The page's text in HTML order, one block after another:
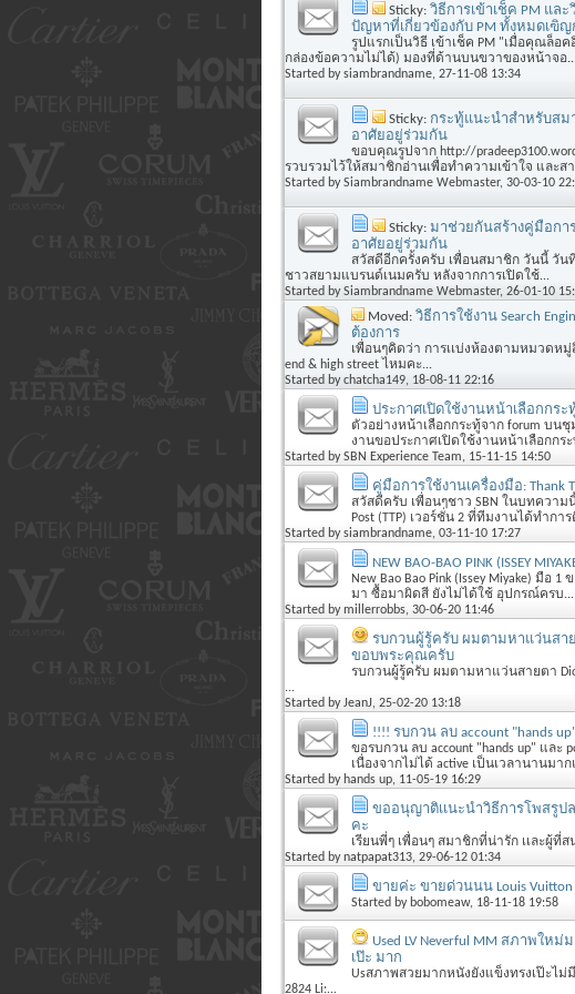
Sticky: วิธีการเข้าเช็ค PM และ
ปัญหาที่เกี่ยวข้องกับ PM ทั้งหมดเฃิ
รูปแรกเป็นวิธี เข้าเช็ค PM "เมื่อคุณล็อ
กล่องข้อความไม่ได้) มองที่ด้านบนขวาของหน้าจอ
Started bysiambrandname, 27-11-08 13:34
Sticky: กระทู้แนะนำสำหรับสม
อาศัยอยู่ร่วมกัน
ขอบคุณรูปจาก http://
รวบรวมไว้ให้สมาชิกอ่านเพื่อทำความเข้าใจ และส
Started bySiambrandname Webmaster, 30-03-10
Sticky: มาช่วยกันสร้างคู่มือกา
อาศัยอยู่ร่วมกัน
สวัสดีอีกครั้งครับ เพื่อนสมาชิก วันนี้ วัน
ชาวสยามแบรนด์เนมครับ หลังจากการเปิดใช้...
Started bySiambrandname Webmaster, 26-01-10
Moved: วิธีการใช้งาน Search
ต้องการ
เพื่อนๆคิดว่า การเเบ่งห้องตามหมวดหมู่
end & high street ไหมคะ...
Started bychatcha149, 18-08-11 22:16
ประกาศเปิดใช้งานหน้าเลือกกร
ตัวอย่างหน้าเลือกกระทู้จาก forum บน
งานขอประกาศเปิดใช้งานหน้าเลือกก
Started bySBN Experience Team, 15-11-15 14:50
คู่มือการใช้งานเครื่องมือ: Thank
สวัสดีครับ เพื่อนๆชาว SBN ในบทความ
Post (TTP) เวอร์ชั่น 2 ที่ทีมงานได้ทำกา
Started bysiambrandname, 03-11-10 17:27
NEW BAO-BAO PINK (ISSEY
New Bao Bao Pink (Issey Miyake) มือ
มา ซื้อมาผิดสี ยังไม่ได้ใช้ อุปกรณ์ครบ...
Started bymillerrobbs, 30-06-20 11:46
รบกวนผู้รู้ครับ ผมตามหาแว่นสา
ขอบพระคุณครับ
รบกวนผู้รู้ครับ ผมตามหาแว่นสายตา
...
Started byJeanJ, 25-02-20 13:18
!!!! รบกวน ลบ account "hands
ขอรบกวน ลบ account "hands up" และ
เนื่องจากไม่ได้ active เป็นเวลานานมาก
Started by hands up, 11-05-19 16:29
ขออนุญาติเเนะนำวิธีการโพสรู
คะ
เรียนพี่ๆ เพื่อนๆ สมาชิกที่น่ารัก เเละผู้
Started bynatpapat313, 29-06-12 01:34
ขายค่ะ ขายด่วนนน Louis Vuitton
Started by bobomeaw, 18-11-18 19:58
Used LV Neverful MM สภาพให
เป๊ะ มาก
Usสภาพสวยมากหนังยังแข็งทรงเป๊ะไม่
2824 Li:...